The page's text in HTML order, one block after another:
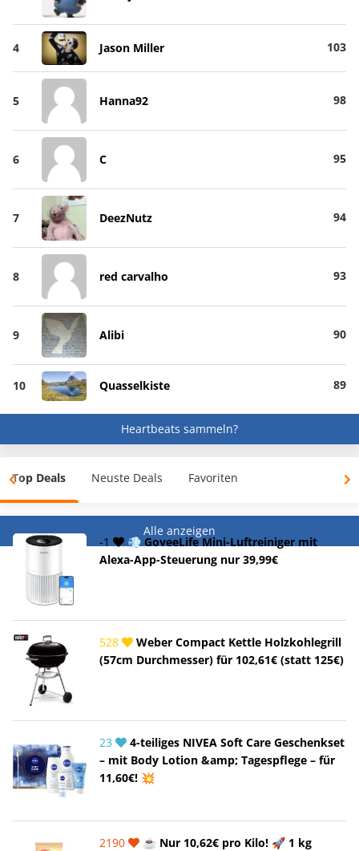
4 Jason Miller 103
5 Hanna92 98
6 C 95
7 DeezNutz 94
8 red carvalho 93
9 Alibi 90
10 Quasselkiste 89
Heartbeats sammeln?
Top Deals Neuste Deals Favoriten
Alle anzeigen
-1
💨 GoveeLife Mini-Luftreiniger mit
Alexa-App-Steuerung nur 39,99€
528
Weber Compact Kettle Holzkohlegrill
(57cm Durchmesser) für 102,61€ (statt 125€)
23
4-teiliges NIVEA Soft Care Geschenkset
– mit Body Lotion &amp; Tagespflege – für
11,60€! 💥
2190
☕ Nur 10,62€ pro Kilo! 🚀 1 kg